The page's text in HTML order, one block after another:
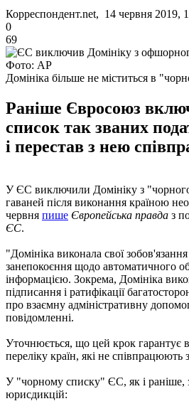
Корреспондент.net, 14 червня 2019,
0
69
Фото: AP
Домініка більше не міститься в
Раніше Євросоюз
список так званих
і перестав з нею
У ЄС виключили Домініку з
гаваней після виконання країною
червня пише Європейська правда з
ЄС.
"Домініка виконала свої
занепокоєння щодо автоматичного
інформацією. Зокрема, Домініка
підписання і ратифікації
про взаємну адміністративну
повідомленні.
Уточнюється, що цей крок гарантує
переліку країн, які не співпрацюють
У "чорному списку" ЄС, як і раніше,
юрисдикцій: